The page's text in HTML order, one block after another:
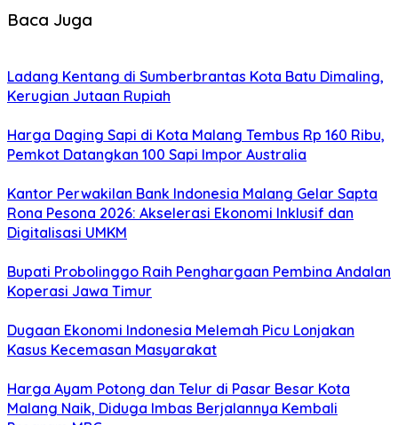
Baca Juga
Ladang Kentang di Sumberbrantas Kota Batu Dimaling,
Kerugian Jutaan Rupiah
Harga Daging Sapi di Kota Malang Tembus Rp 160 Ribu,
Pemkot Datangkan 100 Sapi Impor Australia
Kantor Perwakilan Bank Indonesia Malang Gelar Sapta
Rona Pesona 2026: Akselerasi Ekonomi Inklusif dan
Digitalisasi UMKM
Bupati Probolinggo Raih Penghargaan Pembina Andalan
Koperasi Jawa Timur
Dugaan Ekonomi Indonesia Melemah Picu Lonjakan
Kasus Kecemasan Masyarakat
Harga Ayam Potong dan Telur di Pasar Besar Kota
Malang Naik, Diduga Imbas Berjalannya Kembali